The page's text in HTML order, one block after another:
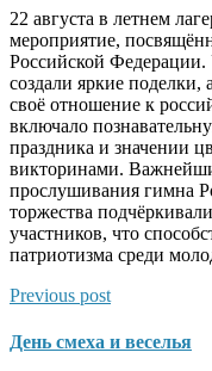
22 августа в летнем
мероприятие,
Российской Федерации.
создали яркие
своё отношение к
включало
праздника и значении
викторинами.
прослушивания гимна
торжества
участников, что
патриотизма среди
Previous post
День смеха и веселья